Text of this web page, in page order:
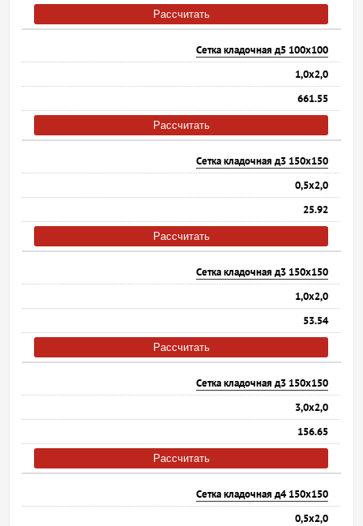
Рассчитать
Сетка кладочная д5 100х100
1,0х2,0
661.55
Рассчитать
Сетка кладочная д3 150х150
0,5х2,0
25.92
Рассчитать
Сетка кладочная д3 150х150
1,0х2,0
53.54
Рассчитать
Сетка кладочная д3 150х150
3,0х2,0
156.65
Рассчитать
Сетка кладочная д4 150х150
0,5х2,0